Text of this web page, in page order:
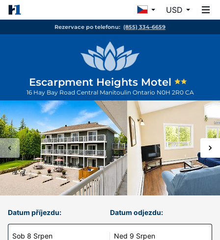
USD
Rezervace po telefonu: (855) 334-6659
Escarpment Heights Motel
16 Hay Bay Road Central Manitoulin Ontario N0H 2R0 CA
Datum příjezdu:
Sob 8 Srpen
Datum odjezdu:
Ned 9 Srpen